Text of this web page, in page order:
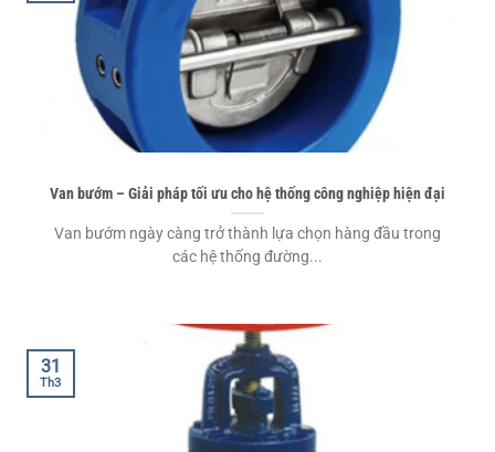
Van bướm – Giải pháp tối ưu cho hệ thống công nghiệp hiện đại
Van bướm ngày càng trở thành lựa chọn hàng đầu trong
các hệ thống đường...
31
Th3